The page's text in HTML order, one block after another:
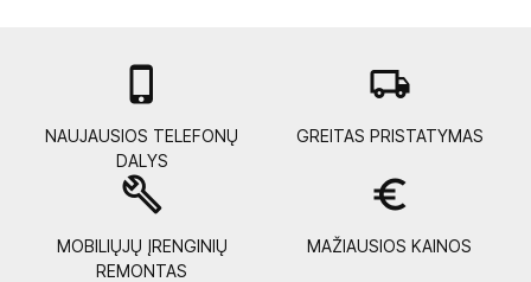

NAUJAUSIOS TELEFONŲ
DALYS
local_shipping
GREITAS PRISTATYMAS
build
MOBILIŲJŲ ĮRENGINIŲ
REMONTAS
euro_symbol
MAŽIAUSIOS KAINOS